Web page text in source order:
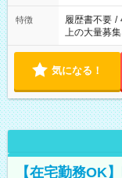
特徴 履歴書不要 /
上の大量募集
気になる！
【在宅勤務OK